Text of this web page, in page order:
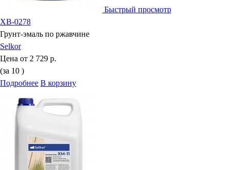
Быстрый просмотр
ХВ-0278
Грунт-эмаль по ржавчине
Selkor
Цена от 2 729 р.
(за 10 )
Подробнее В корзину